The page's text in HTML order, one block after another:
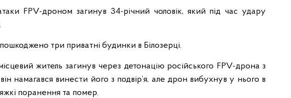
FPV-дроном загинув 34-річний чоловік, який під час удару
три приватні будинки в Білозерці.
житель загинув через детонацію російського FPV-дрона з
намагався винести його з подвір’я, але дрон вибухнув у нього в
поранення та помер.